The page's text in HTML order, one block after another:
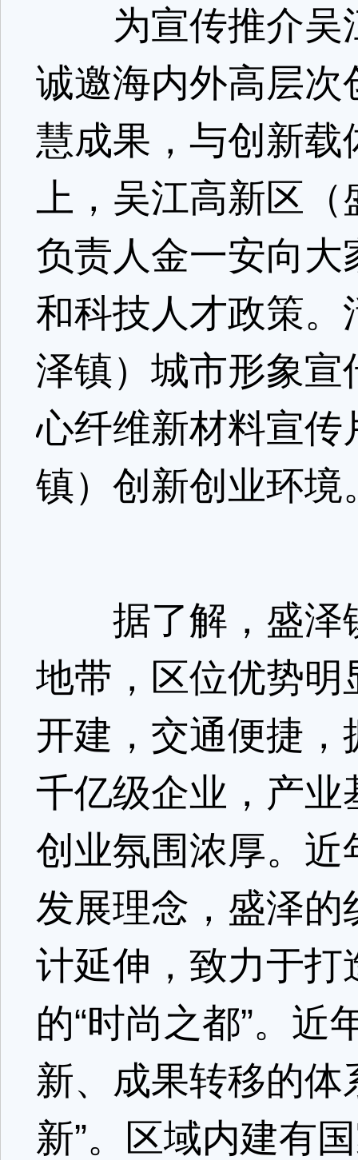
为宣传推介吴
诚邀海内外高层
慧成果，与创新
上，吴江高新区
负责人金一安向
和科技人才政策
泽镇）城市形象
心纤维新材料宣
镇）创新创业环境
据了解，盛泽
地带，区位优势
开建，交通便捷
千亿级企业，产
创业氛围浓厚。
发展理念，盛泽
计延伸，致力于
的“时尚之都”。近
新、成果转移的体
新”。区域内建有